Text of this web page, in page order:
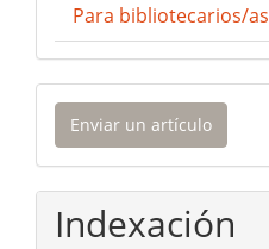
Para bibliotecarios/as
Enviar
un
artículo
Enviar un artículo
Indexación